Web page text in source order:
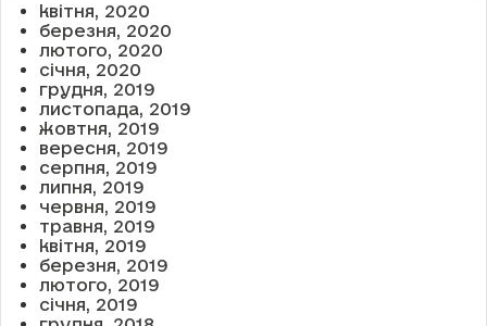
квітня, 2020
березня, 2020
лютого, 2020
січня, 2020
грудня, 2019
листопада, 2019
жовтня, 2019
вересня, 2019
серпня, 2019
липня, 2019
червня, 2019
травня, 2019
квітня, 2019
березня, 2019
лютого, 2019
січня, 2019